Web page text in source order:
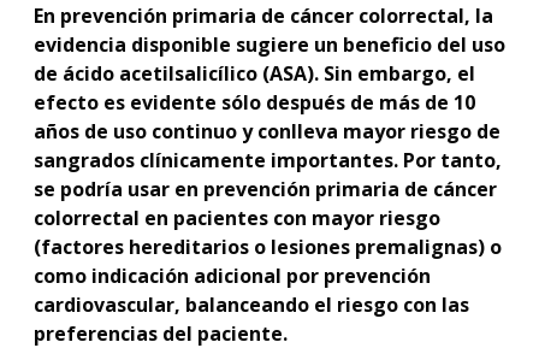
En prevención primaria de cáncer colorrectal, la
evidencia disponible sugiere un beneficio del uso
de ácido acetilsalicílico (ASA). Sin embargo, el
efecto es evidente sólo después de más de 10
años de uso continuo y conlleva mayor riesgo de
sangrados clínicamente importantes. Por tanto,
se podría usar en prevención primaria de cáncer
colorrectal en pacientes con mayor riesgo
(factores hereditarios o lesiones premalignas) o
como indicación adicional por prevención
cardiovascular, balanceando el riesgo con las
preferencias del paciente.